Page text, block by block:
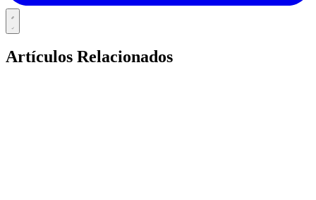
Artículos Relacionados